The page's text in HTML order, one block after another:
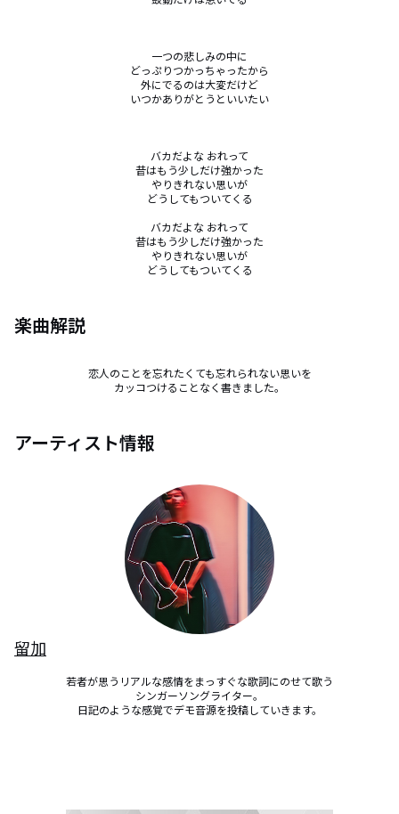
一つの悲しみの中に
どっぷりつかっちゃったから
外にでるのは大変だけど
いつかありがとうといいたい
バカだよな おれって
昔はもう少しだけ強かった
やりきれない思いが
どうしてもついてくる
バカだよな おれって
昔はもう少しだけ強かった
やりきれない思いが
どうしてもついてくる
楽曲解説
恋人のことを忘れたくても忘れられない思いを
カッコつけることなく書きました。
アーティスト情報
留加
若者が思うリアルな感情をまっすぐな歌詞にのせて歌う
シンガーソングライター。
日記のような感覚でデモ音源を投稿していきます。